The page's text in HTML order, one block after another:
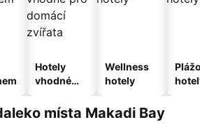
Hotely
vhodné
domácí
zvířata
Wellness
hotely
místa Makadi Bay